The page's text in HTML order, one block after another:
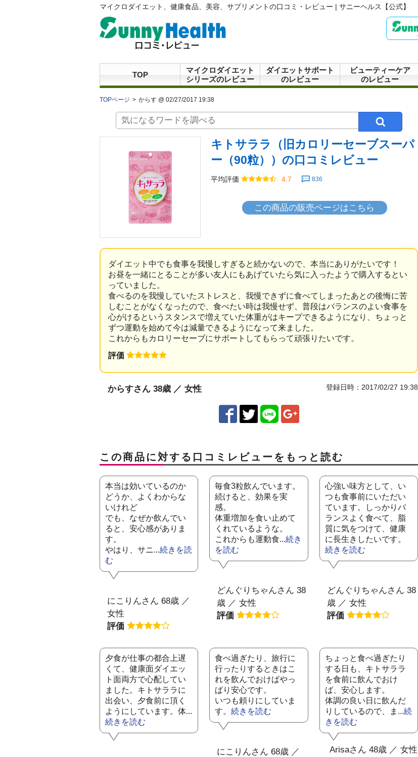
マイクロダイエット、健康食品、美容、サプリメントの口コミ・レビュー | サニーヘルス【公式】
TOP
マイクロダイエット
シリーズのレビュー
ダイエットサポート
のレビュー
ビューティーケア
のレビュー
TOPページ からす @ 02/27/2017 19:38
キトサララ（旧カロリーセーブスーパ
ー（90粒））の口コミレビュー
平均評価 4.7 836
この商品の販売ページはこちら
ダイエット中でも食事を我慢しすぎると続かないので、本当にありがたいです！
お昼を一緒にとることが多い友人にもあげていたら気に入ったようで購入するとい
っていました。
食べるのを我慢していたストレスと、我慢できずに食べてしまったあとの後悔に苦
しむことがなくなったので、食べたい時は我慢せず、普段はバランスのよい食事を
心がけるというスタンスで増えていた体重がはキープできるようになり、ちょっと
ずつ運動を始めて今は減量できるようになって来ました。
これからもカロリーセーブにサポートしてもらって頑張りたいです。
評価
からすさん 38歳 ／ 女性 登録日時：2017/02/27 19:38
この商品に対する口コミレビューをもっと読む
本当は効いているのか
どうか、よくわからな
いけれど
でも、なぜか飲んでい
ると、安心感がありま
す。
やはり、サニ...続きを読
む
にこりんさん 68歳 ／
女性
評価
毎食3粒飲んでいます。
続けると、効果を実
感。
体重増加を食い止めて
くれているような。
これからも運動食...続き
を読む
どんぐりちゃんさん 38
歳 ／ 女性
評価
心強い味方として、い
つも食事前にいただい
ています。しっかりバ
ランスよく食べて、脂
質に気をつけて、健康
に長生きしたいです。
続きを読む
どんぐりちゃんさん 38
歳 ／ 女性
評価
夕食が仕事の都合上遅
くて、健康面ダイエッ
ト面両方で心配してい
ました。キトサララに
出会い、夕食前に頂く
ようにしています。体...
続きを読む
食べ過ぎたり、旅行に
行ったりするときはこ
れを飲んでおけばやっ
ぱり安心です。
いつも頼りにしていま
す。続きを読む
にこりんさん 68歳 ／
ちょっと食べ過ぎたり
する日も、キトサララ
を食前に飲んでおけ
ば、安心します。
体調の良い日に飲んだ
りしているので、ま...続
きを読む
Arisaさん 48歳 ／ 女性